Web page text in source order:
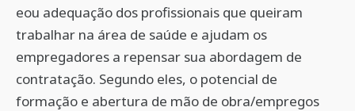
eou adequação dos profissionais que queiram
trabalhar na área de saúde e ajudam os
empregadores a repensar sua abordagem de
contratação. Segundo eles, o potencial de
formação e abertura de mão de obra/empregos